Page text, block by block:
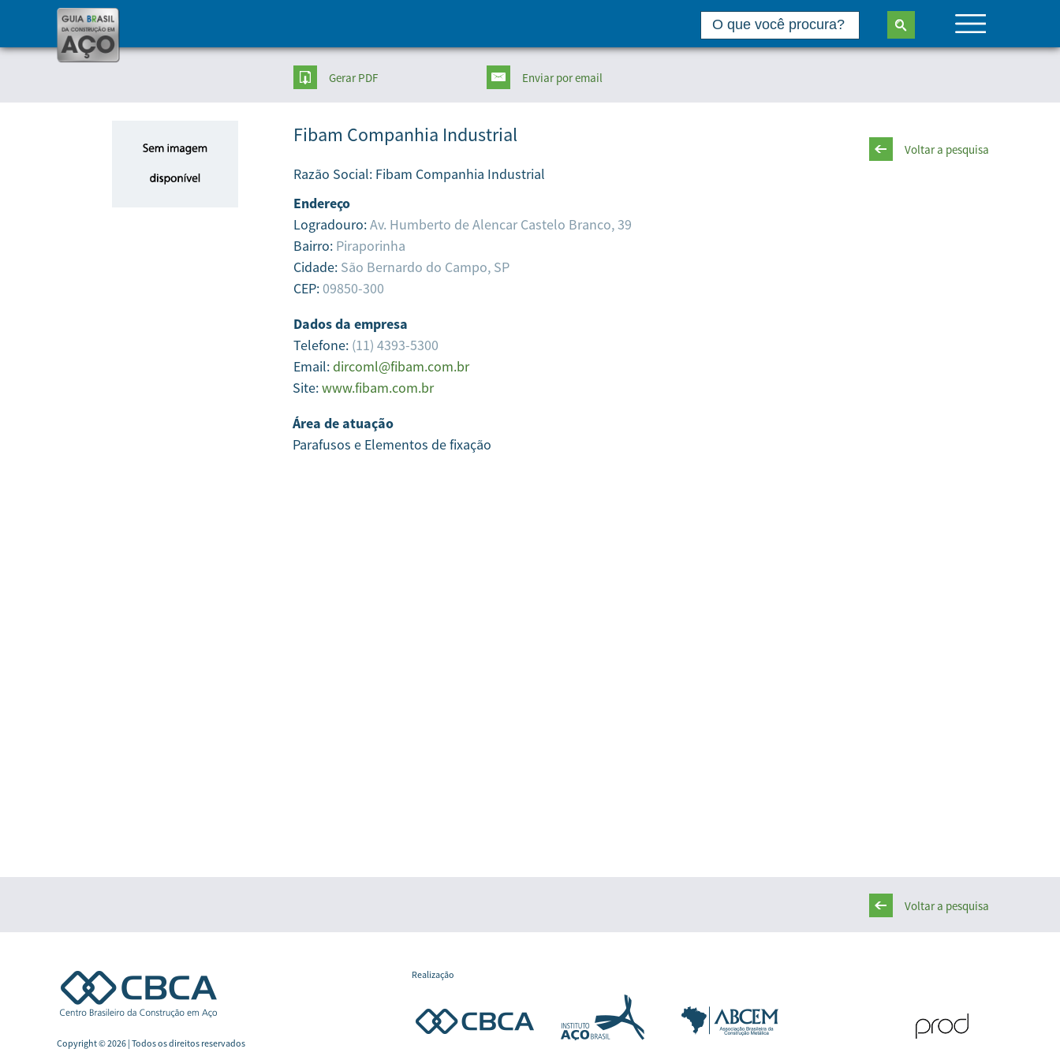
Gerar PDF Enviarpor email
Voltar a pesquisa
Fibam Companhia Industrial
Razão Social: Fibam Companhia Industrial
Endereço
Logradouro:Av. Humberto de Alencar Castelo Branco, 39
Bairro: Piraporinha
Cidade: São Bernardo do Campo, SP
CEP: 09850-300
Dados da empresa
Telefone: (11) 4393-5300
Email:dircoml@fibam.com.br
Site:www.fibam.com.br
Área de atuação
Parafusos e Elementos de fixação
Voltar a pesquisa
Copyright © 2026 | Todos os direitos reservados
Realização